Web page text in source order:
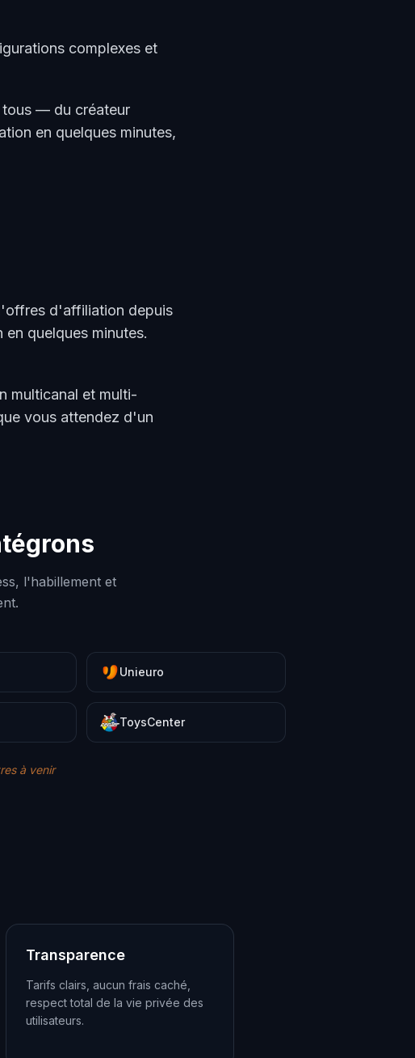
complexes et
tous — du créateur
en quelques minutes,
d'affiliation depuis
quelques minutes.
multicanal et multi-
vous attendez d'un
l'habillement et
Unieuro
ToysCenter
à venir
Transparence
Tarifs clairs, aucun frais caché,
respect total de la vie privée des
utilisateurs.